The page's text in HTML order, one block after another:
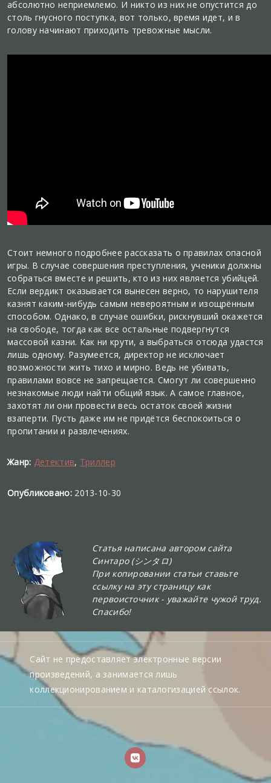
абсолютно неприемлемо. И никто из них не опустится до
столь гнусного поступка, вот только, время идет, и в
голову начинают приходить тревожные мысли.
Стоит немного подробнее рассказать о правилах опасной
игры. В случае совершения преступления, ученики должны
собраться вместе и решить, кто из них является убийцей.
Если вердикт оказывается вынесен верно, то нарушителя
казнят каким-нибудь самым невероятным и изощрённым
способом. Однако, в случае ошибки, рискнувший окажется
на свободе, тогда как все остальные подвергнутся
массовой казни. Как ни крути, а выбраться отсюда удастся
лишь одному. Разумеется, директор не исключает
возможности жить тихо и мирно. Ведь не убивать,
правилами вовсе не запрещается. Смогут ли совершенно
незнакомые люди найти общий язык. А самое главное,
захотят ли они провести весь остаток своей жизни
взаперти. Пусть даже им не придётся беспокоиться о
пропитании и развлечениях.
Жанр: Детектив, Триллер
Опубликовано:2013-10-30
Статья написана автором сайта
Синтаро (シンタロ)
При копировании статьи ставьте
ссылку на эту страницу как
первоисточник - уважайте чужой труд.
Спасибо!
Сайт не предоставляет электронные версии
произведений, а занимается лишь
коллекционированием и каталогизацией ссылок.